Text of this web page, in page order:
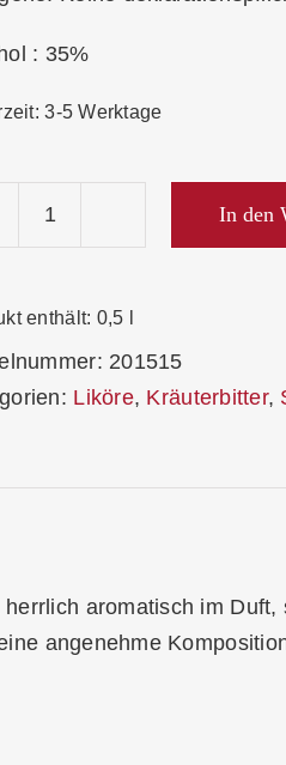
: 35%
3-5 Werktage
35%
Menge
In den
enthält: 0,5 l
201515
Liköre, Kräuterbitter,
aromatisch im
angenehme